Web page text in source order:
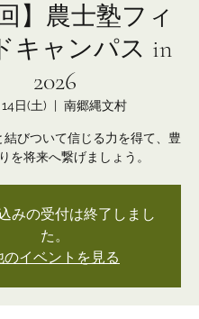
回】農士塾フィ
キャンパス in
2026
日(土)
  |
南郷縄文村
結びついて信じる力を得て、豊
を将来へ繋げましょう。
みの受付は終了しまし
た。
のイベントを見る